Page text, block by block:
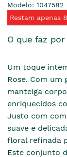
Modelo: 1047582
Restam apenas
O que faz
Um toque
Rose. Com um
manteiga
enriquecidos
Justo com
suave e
floral refinada
Este conjunto